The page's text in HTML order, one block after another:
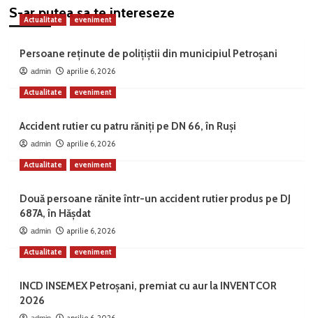
S-ar putea sa te intereseze
Actualitate eveniment
Persoane reținute de polițiștii din municipiul Petroșani
admin aprilie 6, 2026
Actualitate eveniment
Accident rutier cu patru răniți pe DN 66, în Ruși
admin aprilie 6, 2026
Actualitate eveniment
Două persoane rănite într-un accident rutier produs pe DJ
687A, în Hășdat
admin aprilie 6, 2026
Actualitate eveniment
INCD INSEMEX Petroșani, premiat cu aur la INVENTCOR
2026